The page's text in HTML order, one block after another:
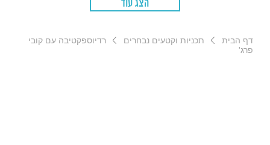
הצג עוד
דף הבית תכניות וקטעים נבחרים
רדיוספקטיבה עם קובי
פרג'